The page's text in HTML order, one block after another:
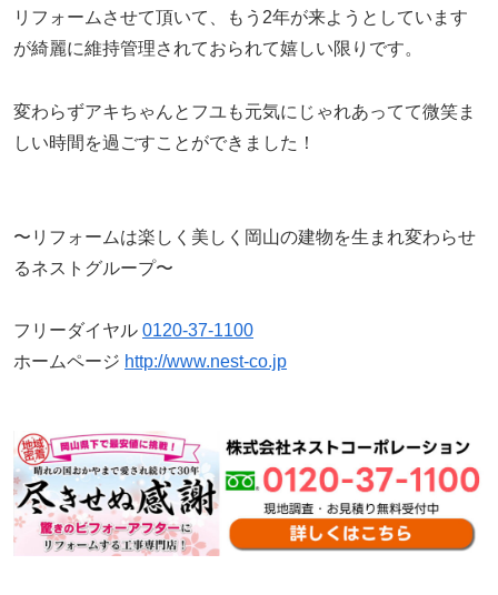
リフォームさせて頂いて、もう2年が来ようとしています
が綺麗に維持管理されておられて嬉しい限りです。
変わらずアキちゃんとフユも元気にじゃれあってて微笑ま
しい時間を過ごすことができました！
〜リフォームは楽しく美しく岡山の建物を生まれ変わらせ
るネストグループ〜
フリーダイヤル 0120-37-1100
ホームページ http://www.nest-co.jp